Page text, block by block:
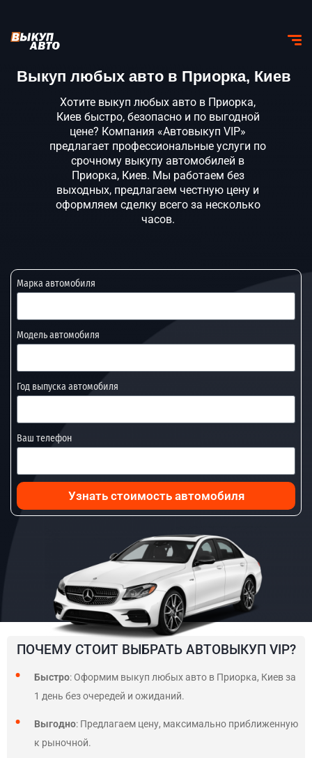
Выкуп любых авто в Приорка, Киев
Хотите выкуп любых авто в Приорка,
Киев быстро, безопасно и по выгодной
цене? Компания «Автовыкуп VIP»
предлагает профессиональные услуги по
срочному выкупу автомобилей в
Приорка, Киев. Мы работаем без
выходных, предлагаем честную цену и
оформляем сделку всего за несколько
часов.
Марка автомобиля
Модель автомобиля
Год выпуска автомобиля
Ваш телефон
Узнать стоимость автомобиля
ПОЧЕМУ СТОИТ ВЫБРАТЬ АВТОВЫКУП VIP?
Быстро: Оформим выкуп любых авто в Приорка, Киев за
1 день без очередей и ожиданий.
Выгодно: Предлагаем цену, максимально приближенную
к рыночной.